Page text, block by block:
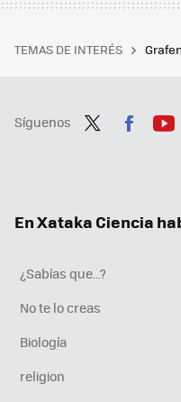
TEMAS DE INTERÉS
Síguenos
En Xataka Ciencia
¿Sabías que...?
No te lo creas
Biología
religion